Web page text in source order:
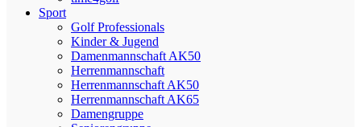
Sport
Golf Professionals
Kinder & Jugend
Damenmannschaft AK50
Herrenmannschaft
Herrenmannschaft AK50
Herrenmannschaft AK65
Damengruppe